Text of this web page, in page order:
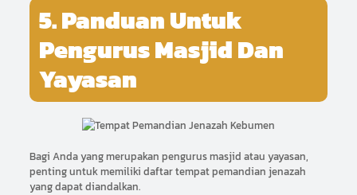
5. Panduan Untuk
Pengurus Masjid Dan
Yayasan
Bagi Anda yang merupakan pengurus masjid atau yayasan,
penting untuk memiliki daftar tempat pemandian jenazah
yang dapat diandalkan.